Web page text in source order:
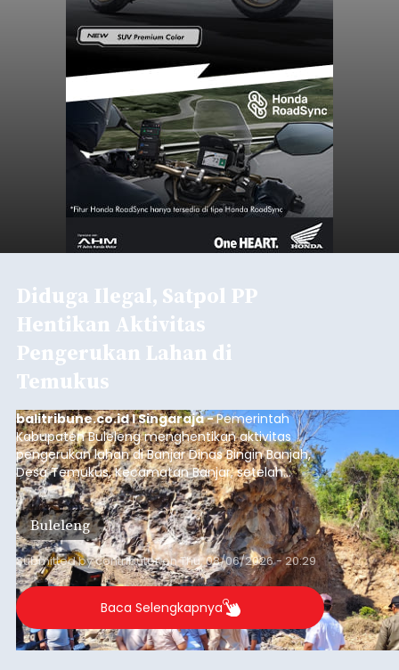
Diduga Ilegal, Satpol PP
Hentikan Aktivitas
Pengerukan Lahan di
Temukus
balitribune.co.id I Singaraja -Pemerintah
Kabupaten Buleleng menghentikan aktivitas
pengerukan lahan di Banjar Dinas Bingin Banjah,
Desa Temukus, Kecamatan Banjar, setelah
ditemukan indikasi kegiatan pengambilan
material yang tidak sesuai dengan peruntukan
kawasan.
Buleleng
Submitted bycontributoronThu, 08/06/2026 - 20:29
Baca Selengkapnya